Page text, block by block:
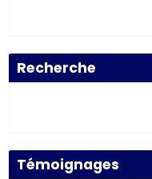
Recherche
Témoignages